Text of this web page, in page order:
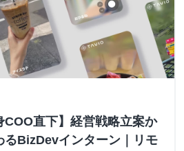
COO直下】経営戦略立案か
るBizDevインターン｜リモ